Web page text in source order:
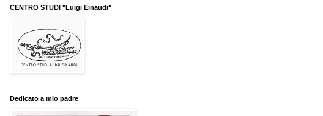
CENTRO STUDI "Luigi Einaudi"